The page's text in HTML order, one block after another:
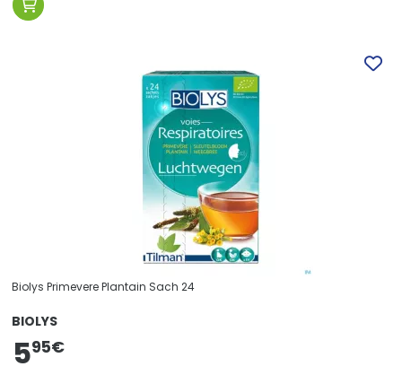
Biolys Primevere Plantain Sach 24
BIOLYS
595€